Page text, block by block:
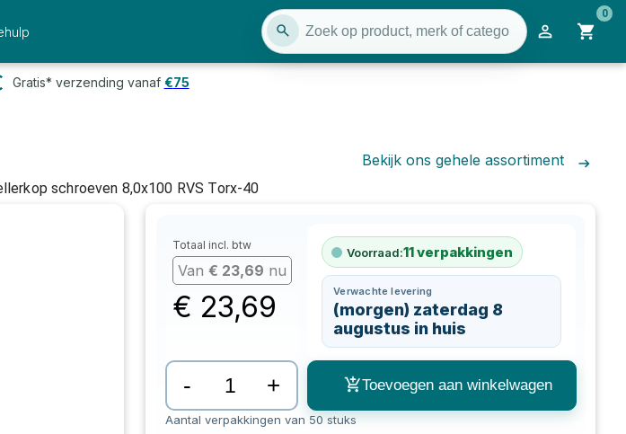
0
Gratis* verzending vanaf €75
Bekijk ons gehele assortiment
schroeven 8,0x100 RVS Torx-40
Totaal incl. btw
Van€ 23,69 nu
€ 23,69
Voorraad:11verpakkingen
Verwachte levering
(morgen) zaterdag 8
augustus in huis
- + Toevoegen aan winkelwagen
Aantal verpakkingen van 50 stuks